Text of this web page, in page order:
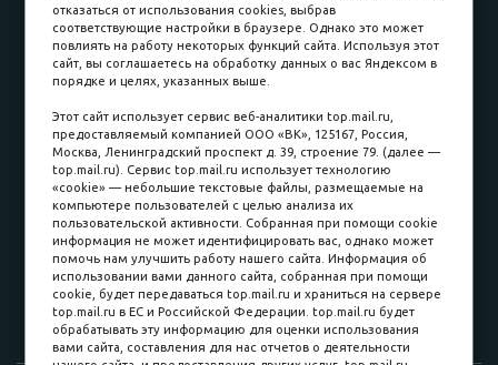
Наличные
пл. Соляная, 6, стр. 16
8 (3822) 60-70-30
8 (3822) 50-39-09
8 (3822) 22-77-68
8 (3822) 50-48-50
8 (3822) 65-42-10
отказаться от использования cookies, выбрав
соответствующие настройки в браузере. Однако это может
повлиять на работу некоторых функций сайта. Используя этот
сайт, вы соглашаетесь на обработку данных о вас Яндексом в
порядке и целях, указанных выше.
Этот сайт использует сервис веб-аналитики top.mail.ru,
предоставляемый компанией ООО «ВК», 125167, Россия,
Москва, Ленинградский проспект д. 39, строение 79. (далее —
top.mail.ru). Сервис top.mail.ru использует технологию
«cookie» — небольшие текстовые файлы, размещаемые на
компьютере пользователей с целью анализа их
пользовательской активности. Собранная при помощи cookie
информация не может идентифицировать вас, однако может
помочь нам улучшить работу нашего сайта. Информация об
использовании вами данного сайта, собранная при помощи
cookie, будет передаваться top.mail.ru и храниться на сервере
top.mail.ru в ЕС и Российской Федерации. top.mail.ru будет
обрабатывать эту информацию для оценки использования
вами сайта, составления для нас отчетов о деятельности